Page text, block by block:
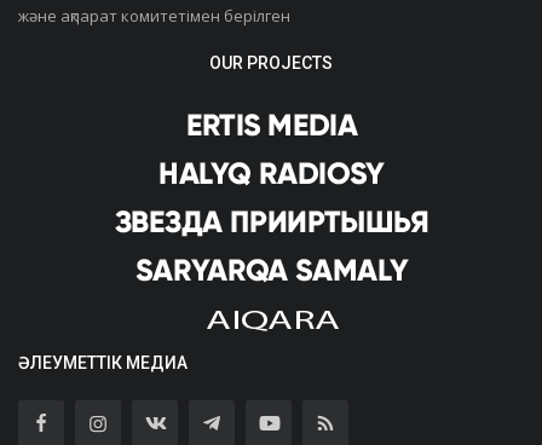
және ақпарат комитетімен берілген
OUR PROJECTS
ӘЛЕУМЕТТІК МЕДИА